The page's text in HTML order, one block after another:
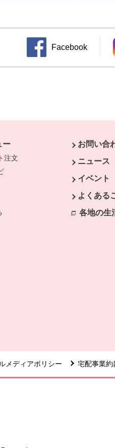
Facebook
別のウィンドウで開き
ー
注文 別のウィンドウで開きます。
お問い合
ニュース
イベント
よくある
各地の生
メディアポリシー 宅配事業約